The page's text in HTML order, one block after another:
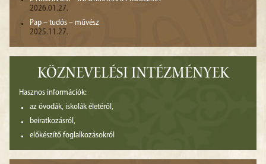
2026.01.27.
Pap – tudós – művész
2025.11.27.
KÖZNEVELÉSI INTÉZMÉNYEK
Hasznos információk:
az óvodák, iskolák életéről,
beiratkozásról,
előkészítő foglalkozásokról